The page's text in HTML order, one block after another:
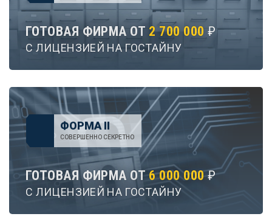
ГОТОВАЯ ФИРМА ОТ 2 700 000 ₽
С ЛИЦЕНЗИЕЙ НА ГОСТАЙНУ
ФОРМА II
СОВЕРШЕННО СЕКРЕТНО
ГОТОВАЯ ФИРМА ОТ6 000 000 ₽
С ЛИЦЕНЗИЕЙ НА ГОСТАЙНУ